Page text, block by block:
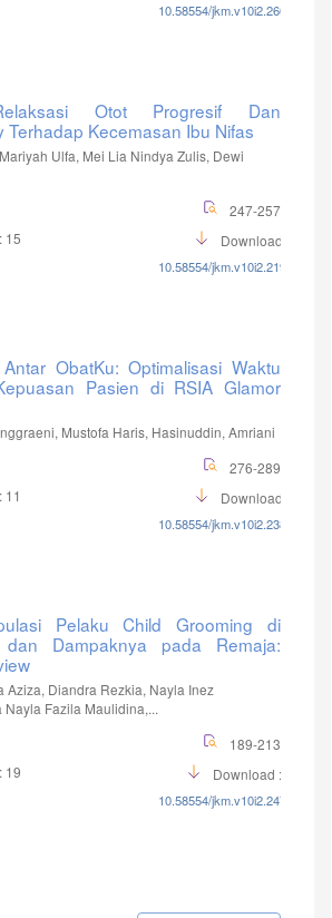
10.58554/jkm.v10i2.260
Otot Progresif Dan
Terhadap Kecemasan Ibu Nifas
Ulfa, Mei Lia Nindya Zulis, Dewi
247-257
15
Download :6
10.58554/jkm.v10i2.219
ObatKu: Optimalisasi Waktu
Pasien di RSIA Glamor
Mustofa Haris, Hasinuddin, Amriani
276-289
11
Download :7
10.58554/jkm.v10i2.238
Pelaku Child Grooming di
Dampaknya pada Remaja:
Aziza, Diandra Rezkia, Nayla Inez
Nayla Fazila Maulidina,...
189-213
19
Download :10
10.58554/jkm.v10i2.247